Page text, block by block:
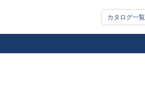
カタログ一覧